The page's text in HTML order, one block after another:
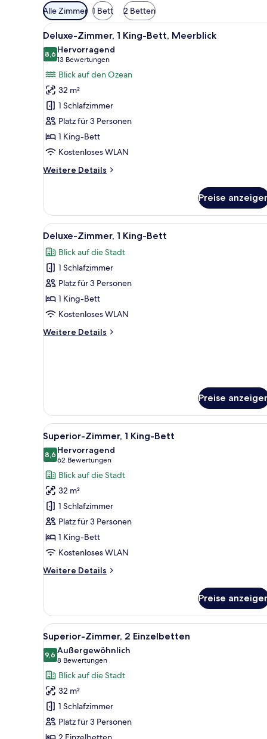
Verfügbare
Filter
für
Zimmer
Alle Zimmer 1 Bett 2 Betten
Alle
Fotos
für
Deluxe-
Zimmer,
1 King-
Bett,
Meerblick
anzeigen
Ein Hotelzimmer mit einem
5
Deluxe-Zimmer, 1 King-Bett, Meerblick
8,68,6 von 10
Hervorragend
13 Bewertungen
(13
Bewertungen)
Blick auf den Ozean
32 m²
1 Schlafzimmer
Platz für 3 Personen
1 King-Bett
Kostenloses WLAN
Weitere Details
Weitere
Zimmer,
1 King-
Bett,
Preise
Alle
Fotos
für
Deluxe-
Zimmer,
1 King-
Bett
Ein Hotelzimmer mit Bett,
4
Deluxe-Zimmer, 1 King-Bett
Blick auf die Stadt
1 Schlafzimmer
Platz für 3 Personen
1 King-Bett
Kostenloses WLAN
Weitere Details
Weitere
Preise
Alle
Fotos
für
Superior-
Zimmer,
1 King-
Bett
anzeigen
Ein Hotelzimmer mit einem
6
Superior-Zimmer, 1 King-Bett
8,68,6 von 10
Hervorragend
62 Bewertungen
(62
Bewertungen)
Blick auf die Stadt
32 m²
1 Schlafzimmer
Platz für 3 Personen
1 King-Bett
Kostenloses WLAN
Weitere Details
Weitere
Zimmer,
1 King-
Bett
Preise
Alle
Fotos
für
Superior-
Zimmer,
2 Einzelbetten
anzeigen
Ein Hotelzimmer mit zwei
6
Superior-Zimmer, 2 Einzelbetten
9,69,6 von 10
Außergewöhnlich
8 Bewertungen
(8
Bewertungen)
Blick auf die Stadt
32 m²
1 Schlafzimmer
Platz für 3 Personen